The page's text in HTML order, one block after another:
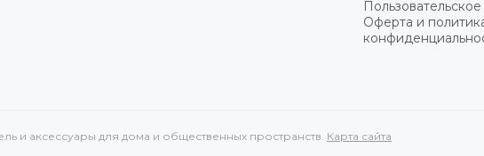
Оферта и
и аксессуары для дома и общественных пространств. Карта сайта